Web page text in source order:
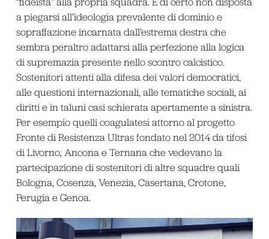
a piegarsi all’ideologia prevalente di dominio e
sopraffazione incarnata dall’estrema destra che
sembra peraltro adattarsi alla perfezione alla logica
di supremazia presente nello scontro calcistico.
Sostenitori attenti alla difesa dei valori democratici,
alle questioni internazionali, alle tematiche sociali, ai
diritti e in taluni casi schierata apertamente a sinistra.
Per esempio quelli coagulatesi attorno al progetto
Fronte di Resistenza Ultras fondato nel 2014 da tifosi
di Livorno, Ancona e Ternana che vedevano la
partecipazione di sostenitori di altre squadre quali
Bologna, Cosenza, Venezia, Casertana, Crotone,
Perugia e Genoa.